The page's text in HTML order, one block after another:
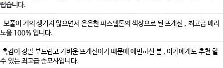
럽습니다.
보풀이 거의 생기지 않으면서 은은한파스텔톤의 색상으로 된 뜨개실 , 최고급 메리
노울 100% 입니다.
촉감이 정말 부드럽고 가벼운 뜨개실이기 때문에 예민하신 분 , 아기에게도 추천 할
수 있는 최고급 순모사입니다.